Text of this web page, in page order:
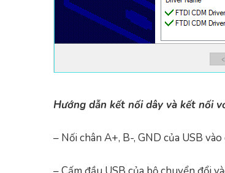
Hướng dẫn kết nối dây và kết nối
– Nối chân A+, B-, GND của USB